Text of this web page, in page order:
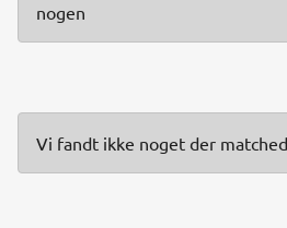
nogen
Vi fandt ikke noget der